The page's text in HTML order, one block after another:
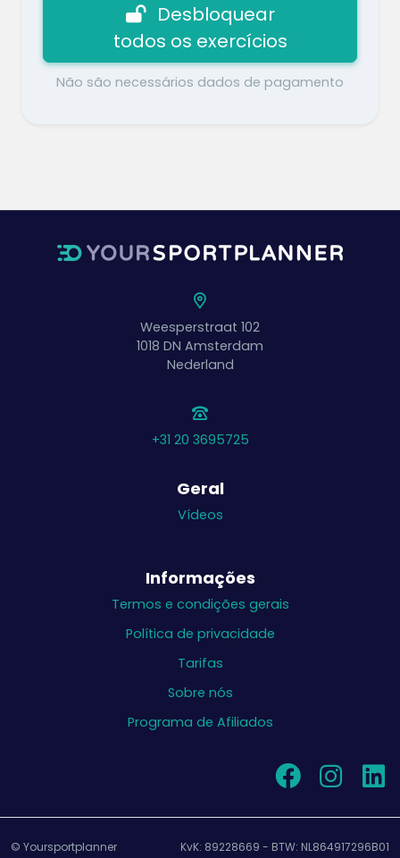
Desbloquear
todos os exercícios
Não são necessários dados de pagamento
Weesperstraat 102
1018 DN Amsterdam
Nederland
+31 20 3695725
Geral
Vídeos
Informações
Termos e condições gerais
Política de privacidade
Tarifas
Sobre nós
Programa de Afiliados
© Yoursportplanner KvK: 89228669 - BTW: NL864917296B01